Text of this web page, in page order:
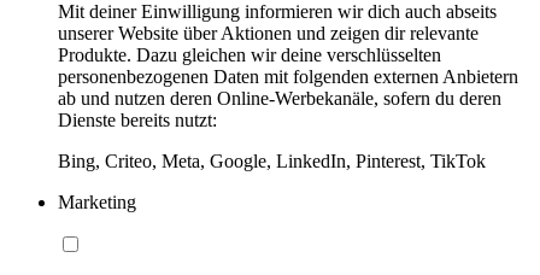
Mit deiner Einwilligung informieren wir dich auch abseits
unserer Website über Aktionen und zeigen dir relevante
Produkte. Dazu gleichen wir deine verschlüsselten
personenbezogenen Daten mit folgenden externen Anbietern
ab und nutzen deren Online-Werbekanäle, sofern du deren
Dienste bereits nutzt:
Bing, Criteo, Meta, Google, LinkedIn, Pinterest, TikTok
Marketing